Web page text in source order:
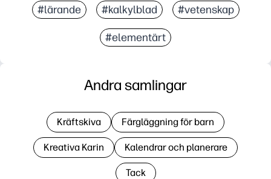
#lärande #kalkylblad #vetenskap
#elementärt
Andra samlingar
Kräftskiva Färgläggning för barn
Kreativa Karin Kalendrar och planerare
Tack